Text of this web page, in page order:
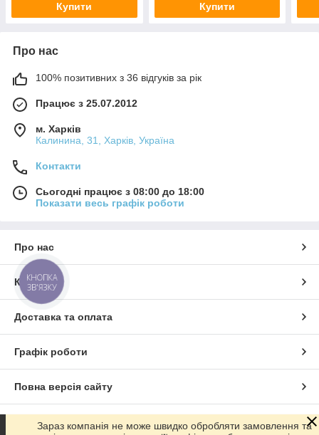
Купити Купити
Про нас
100% позитивних з 36 відгуків за рік
Працює з 25.07.2012
м. Харків
Калинина, 31, Харків, Україна
Контакти
Сьогодні працює з 08:00 до 18:00
Показати весь графік роботи
Про нас
Контакти
Доставка та оплата
Графік роботи
Повна версія сайту
Сайт створено на маркетплейсі Prom.ua
Зараз компанія не може швидко обробляти замовлення та
КНОПКА
ЗВ'ЯЗКУ